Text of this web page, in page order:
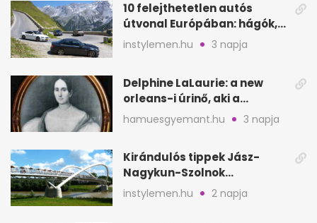
10 felejthetetlen autós
útvonal Európában: hágók,
partok, fjordok
instylemen.hu 3 napja
Delphine LaLaurie: a new
orleans-i úrinő, aki a
padláson kínzott
hamuesgyemant.hu 3 napja
Kirándulós tippek Jász-
Nagykun-Szolnok
megyében: 6 kihagyhatatlan
hely
instylemen.hu 2 napja